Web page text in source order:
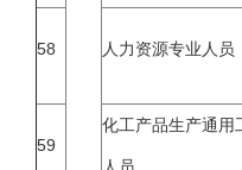
58 人力资源专业人员
59
化工产品生产通用